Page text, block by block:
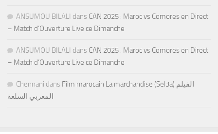
ANSUMOU BILALI dans CAN 2025 : Maroc vs Comores en Direct
– Match d’Ouverture Live ce Dimanche
ANSUMOU BILALI dans CAN 2025 : Maroc vs Comores en Direct
– Match d’Ouverture Live ce Dimanche
Chennani dans Film marocain La marchandise (Sel3a) الفيلم
المغربي السلعة